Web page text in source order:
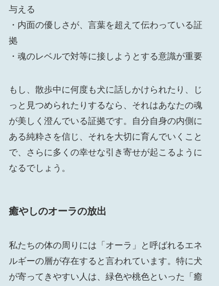
与える
・内面の優しさが、言葉を超えて伝わっている証
拠
・魂のレベルで対等に接しようとする意識が重要
もし、散歩中に何度も犬に話しかけられたり、じ
っと見つめられたりするなら、それはあなたの魂
が美しく澄んでいる証拠です。自分自身の内側に
ある純粋さを信じ、それを大切に育んでいくこと
で、さらに多くの幸せな引き寄せが起こるように
なるでしょう。
癒やしのオーラの放出
私たちの体の周りには「オーラ」と呼ばれるエネ
ルギーの層が存在すると言われています。特に犬
が寄ってきやすい人は、緑色や桃色といった「癒